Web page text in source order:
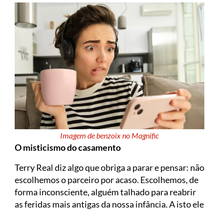
Imagem de benzoix no Magnific
O misticismo do casamento
Terry Real diz algo que obriga a parar e pensar: não
escolhemos o parceiro por acaso. Escolhemos, de
forma inconsciente, alguém talhado para reabrir
as feridas mais antigas da nossa infância. A isto ele